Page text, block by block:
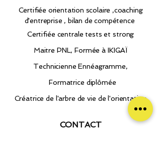
Certifiée orientation scolaire ,coaching
d'entreprise , bilan de compétence
Certifiée centrale tests et strong
Maitre PNL, Formée à IKIGAÏ
Technicienne Ennéagramme,
Formatrice diplômée
Créatrice de l'arbre de vie de l'orientation
CONTACT